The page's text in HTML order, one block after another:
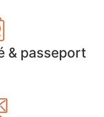
& passeport